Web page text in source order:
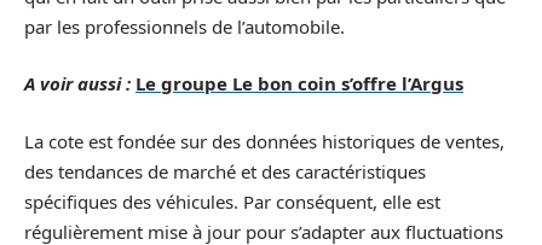
par les professionnels de l’automobile.
A voir aussi : Le groupe Le bon coin s’offre l’Argus
La cote est fondée sur des données historiques de ventes,
des tendances de marché et des caractéristiques
spécifiques des véhicules. Par conséquent, elle est
régulièrement mise à jour pour s’adapter aux fluctuations